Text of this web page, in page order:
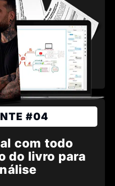
#04
com todo
do livro para